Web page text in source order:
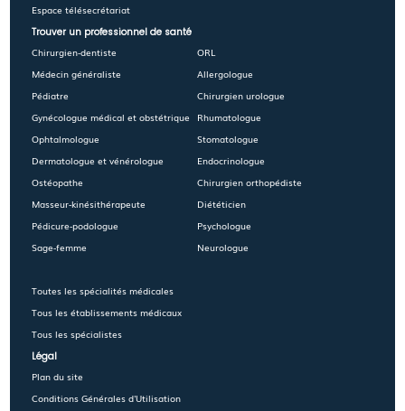
Espace télésecrétariat
Trouver un professionnel de santé
Chirurgien-dentiste
Médecin généraliste
Pédiatre
Gynécologue médical et obstétrique
Ophtalmologue
Dermatologue et vénérologue
Ostéopathe
Masseur-kinésithérapeute
Pédicure-podologue
Sage-femme
Toutes les spécialités médicales
Tous les établissements médicaux
Tous les spécialistes
ORL
Allergologue
Chirurgien urologue
Rhumatologue
Stomatologue
Endocrinologue
Chirurgien orthopédiste
Diététicien
Psychologue
Neurologue
Légal
Plan du site
Conditions Générales d'Utilisation